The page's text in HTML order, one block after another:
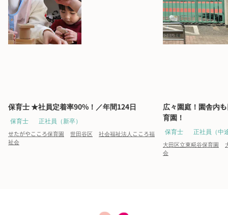
保育士 ★社員定着率90%！／年間124日
保育士 正社員（新卒）
せたがやこころ保育園 世田谷区
社会福祉法人こころ福
祉会
広々園庭！園舎内
育園！
保育士 正社員（中
大田区立東糀谷保育園
会